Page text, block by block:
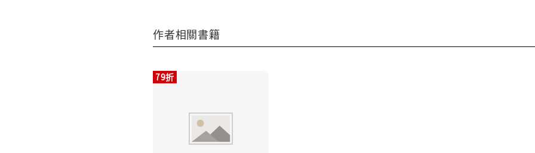
作者相關書籍
79折